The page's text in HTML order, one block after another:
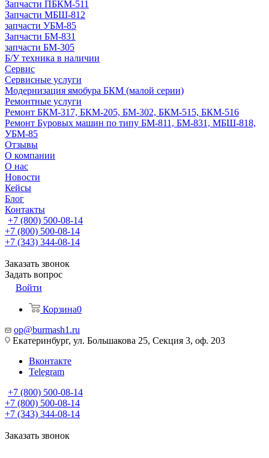
Запчасти ПБКМ-511
Запчасти МБШ-812
запчасти УБМ-85
Запчасти БМ-831
запчасти БМ-305
Б/У техника в наличии
Сервис
Сервисные услуги
Модернизация ямобура БКМ (малой серии)
Ремонтные услуги
Ремонт БКМ-317, БКМ-205, БМ-302, БКМ-515, БКМ-516
Ремонт Буровых машин по типу БМ-811, БМ-831, МБШ-818,
УБМ-85
Отзывы
О компании
О нас
Новости
Кейсы
Блог
Контакты
+7 (800) 500-08-14
+7 (800) 500-08-14
+7 (343) 344-08-14
Заказать звонок
Задать вопрос
Войти
Корзина0
op@burmash1.ru
Екатеринбург, ул. Большакова 25, Секция 3, оф. 203
Вконтакте
Telegram
+7 (800) 500-08-14
+7 (800) 500-08-14
+7 (343) 344-08-14
Заказать звонок